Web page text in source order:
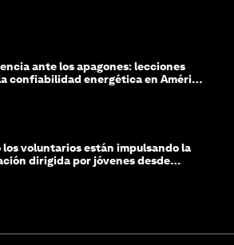
ante los apagones: lecciones
confiabilidad energética en América
los voluntarios están impulsando la
dirigida por jóvenes desde